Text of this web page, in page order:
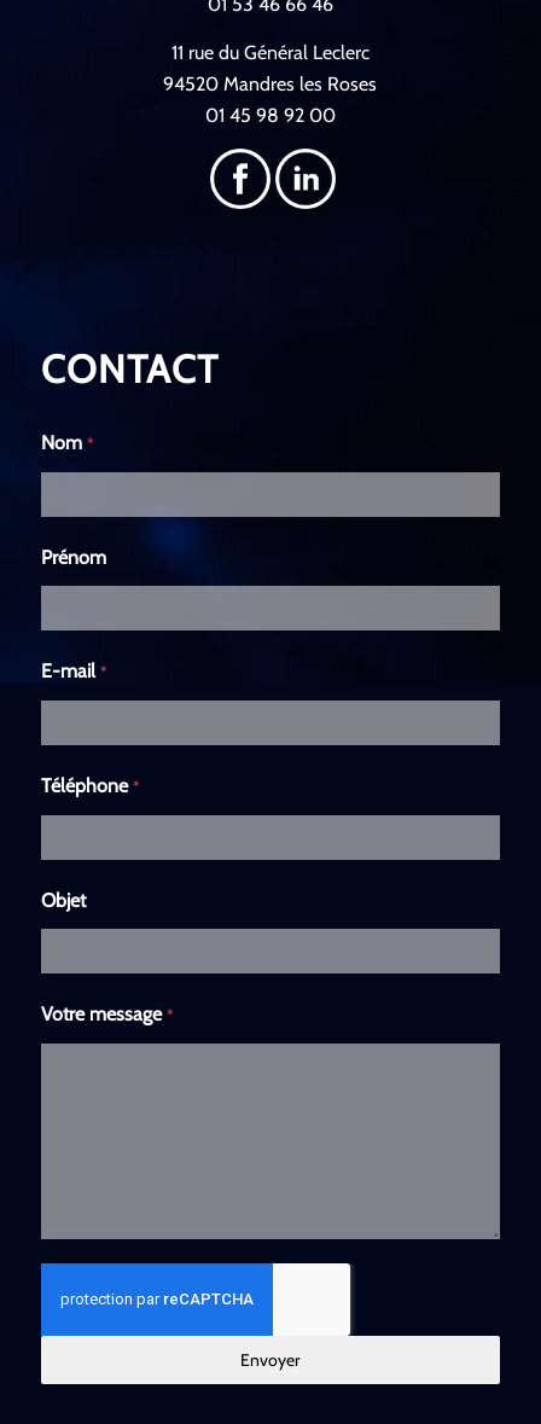
01 53 46 66 46
11 rue du Général Leclerc
94520 Mandres les Roses
01 45 98 92 00
CONTACT
Nom *
Prénom
E-mail*
Téléphone*
Objet
Votre message*
Envoyer